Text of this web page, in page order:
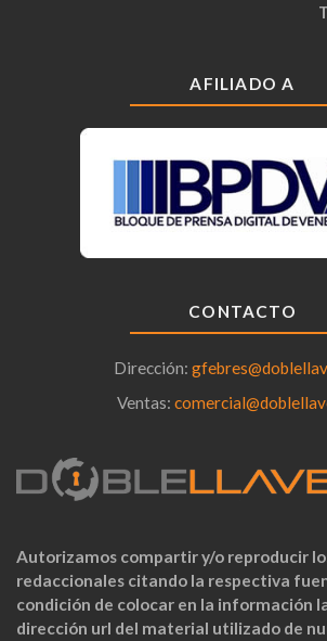
AFILIADO A
CONTACTO
Dirección:
Ventas:
Autorizamos compartir y/o reproducir
redaccionales citando la respectiva
condición de colocar en la información
dirección url del material utilizado de